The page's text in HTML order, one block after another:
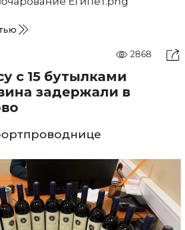
2868
с 15 бутылками
задержали в